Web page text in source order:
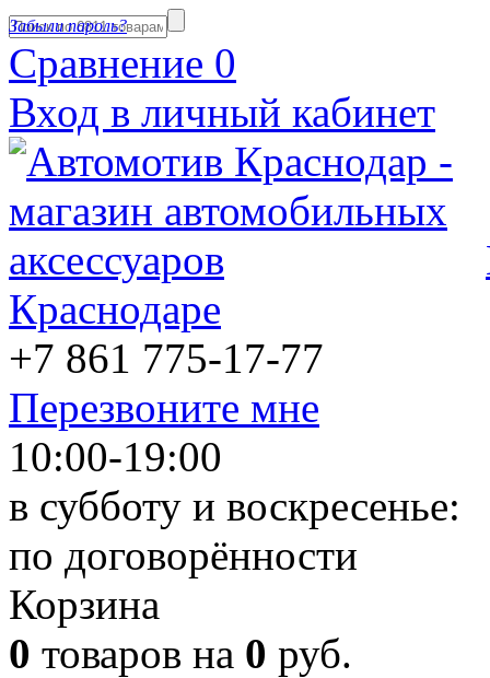
Сравнение 0
Вход в личный кабинет
Краснодаре
+7 861 775-17-77
Перезвоните мне
10:00-19:00
в субботу и воскресенье:
по договорённости
Корзина
0 товаров на 0 руб.
Забыли пароль?